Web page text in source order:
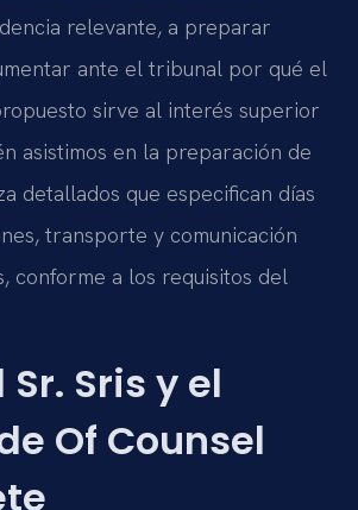
relevante, a preparar
ante el tribunal por qué el
sirve al interés superior
asistimos en la preparación de
detallados que especifican días
transporte y comunicación
conforme a los requisitos del
Sris y el
Of Counsel